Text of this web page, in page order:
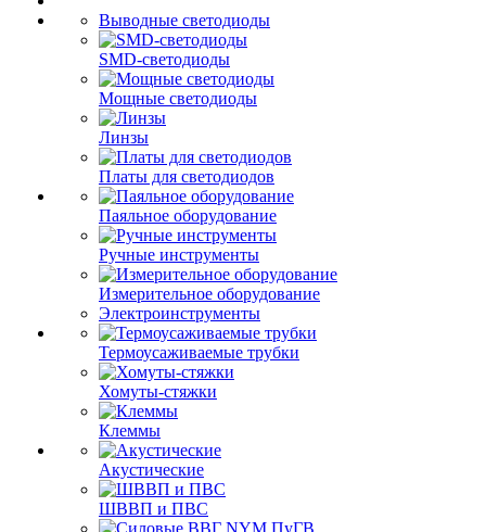
Выводные светодиоды
SMD-светодиоды
Мощные светодиоды
Линзы
Платы для светодиодов
Паяльное оборудование
Ручные инструменты
Измерительное оборудование
Электроинструменты
Термоусаживаемые трубки
Хомуты-стяжки
Клеммы
Акустические
ШВВП и ПВС